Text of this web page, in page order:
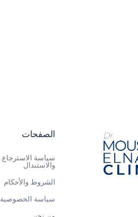
الصفحات
سياسة الاسترجاع
والاستبدال
الشروط والأحكام
سياسة الخصوصية